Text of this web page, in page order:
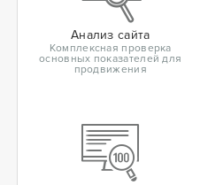
Анализ сайта
Комплексная проверка
основных показателей для
продвижения